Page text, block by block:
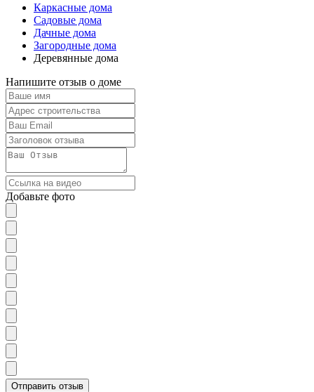
Каркасные дома
Садовые дома
Дачные дома
Загородные дома
Деревянные дома
Напишите отзыв о доме
Добавьте фото